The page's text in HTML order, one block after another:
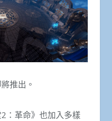
推出。
：革命》也加入多樣